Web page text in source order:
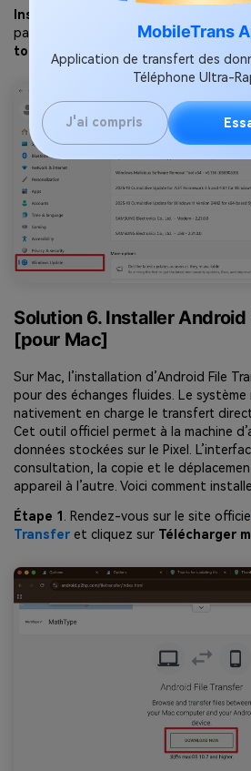
MobileTrans
Application de transfert des
Téléphone Ultra-
J'ai compris
Instructions
paramètres de votre PC et cliquez sur
tout
Solution 6. Installer
[pour Mac]
Sur Mac, l’installation d’Android File
pour des échanges fluides. Le système
nativement en charge le transfert
Cet outil officiel permet à la machine
données stockées sur le Pixel.
consultation, la copie et le
appareil à l’autre. Voici comment
Étape 1 . Rendez-vous sur le site officiel
Transfer et cliquez sur Télécharger